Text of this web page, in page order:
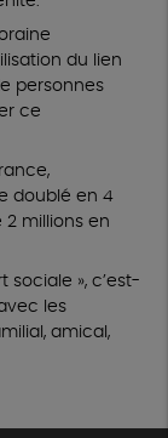
du lien
personnes
ce
doublé en 4
2 millions en
sociale », c’est-
les
amical,